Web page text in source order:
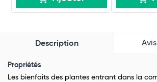
Description
Propriétés
Les bienfaits des plantes entrant dans la